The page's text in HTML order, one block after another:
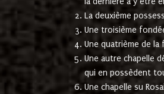
La deuxième
Une troisième
Une quatrième de la
Une autre chapelle
qui en possèdent
Une chapelle su